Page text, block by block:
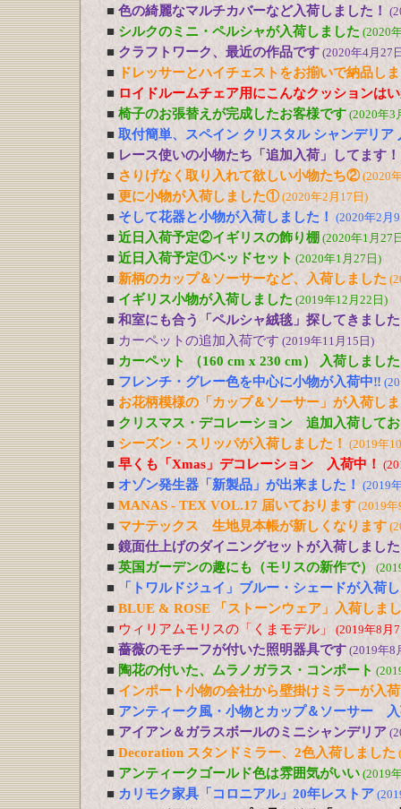
■ 色の綺麗なマルチカバーなど入荷しました！
■ シルクのミニ・ペルシャが入荷しました (2020
■ クラフトワーク、最近の作品です (2020年4月27
■
ドレッサーとハイチェストをお揃いで納品し
■ ロイドルームチェア用にこんなクッションは
■ 椅子のお張替えが完成したお客様です (2020年3
■ 取付簡単、スペイン クリスタル シャンデリア
■ レース使いの小物たち「追加入荷」してます！
■ さりげなく取り入れて欲しい小物たち② (2020
■ 更に小物が入荷しました①(2020年2月17日)
■ そして花器と小物が入荷しました！ (2020年2月
■ 近日入荷予定②イギリスの飾り棚 (2020年1月27
■ 近日入荷予定①ベッドセット (2020年1月27日)
■ 新柄のカップ＆ソーサーなど、入荷しました
■ イギリス小物が入荷しました (2019年12月22日)
■ 和室にも合う「ペルシャ絨毯」探してきまし
■ カーペットの追加入荷です (2019年11月15日)
■ カーペット （160 cm x 230 cm） 入荷しました
■ フレンチ・グレー色を中心に小物が入荷中‼
■ お花柄模様の「カップ＆ソーサー」が入荷し
■ クリスマス・デコレーション 追加入荷して
■ シーズン・スリッパが入荷しました！ (2019年
■ 早くも「Xmas」デコレーション 入荷中！
■ オゾン発生器「新製品」が出来ました！ (2019
■ MANAS - TEX VOL.17 届いております (2019
■ マナテックス 生地見本帳が新しくなります
■ 鏡面仕上げのダイニングセットが入荷しました
■ 英国ガーデンの趣にも（モリスの新作で）
■
「トワルドジュイ」ブルー・シェードが入荷
■ BLUE & ROSE 「ストーンウェア」入荷しま
■ ウィリアムモリスの「くまモデル」 (2019年8月
■ 薔薇のモチーフが付いた照明器具です (2019年8
■ 陶花の付いた、ムラノガラス・コンポート
■ インポート小物の会社から壁掛けミラーが入荷
■ アンティーク風・小物とカップ＆ソーサー
■ アイアン＆ガラスボールのミニシャンデリア
■ Decoration スタンドミラー、2色入荷しました
■ アンティークゴールド色は雰囲気がいい (2019
■ カリモク家具「コロニアル」20年レストア